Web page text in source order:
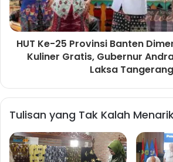
HUT Ke-25 Provinsi Banten
Kuliner Gratis, Gubernur
Laksa Tangerang
Tulisan yang Tak Kalah